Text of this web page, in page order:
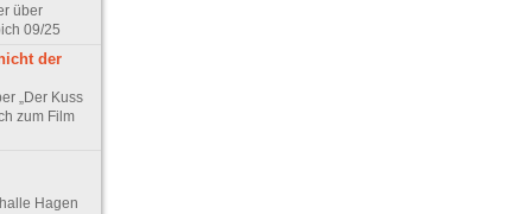
über
09/25
der
„Der Kuss
zum Film
Hagen